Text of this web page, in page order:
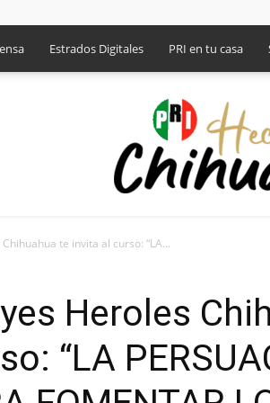
Estrados Digitales PRI en tu casa
te invita al curso: “LA...
Heroles
“LA